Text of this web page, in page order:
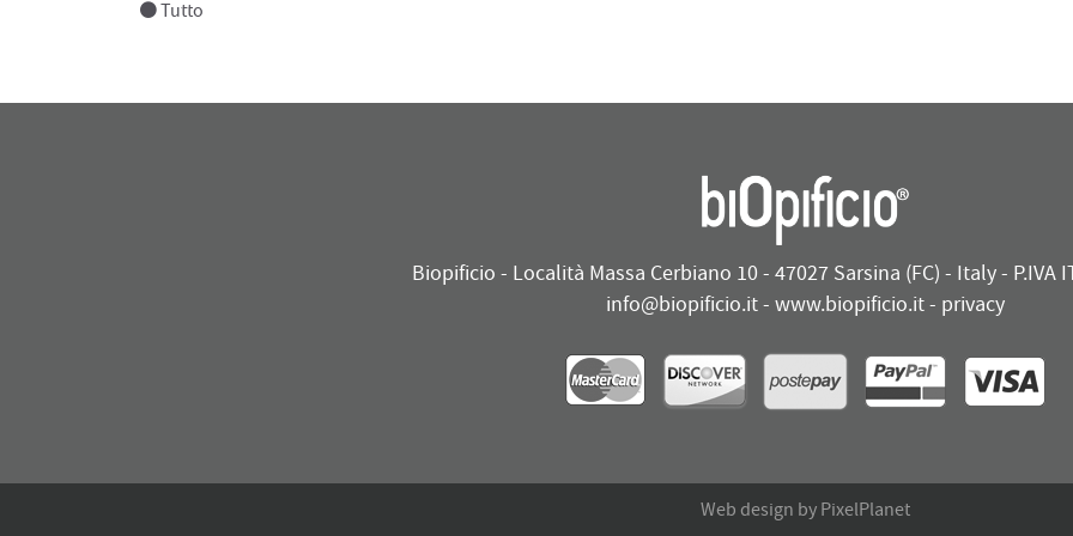
Tutto
Biopificio - Località Massa Cerbiano 10 - 47027 Sarsina (FC) - Italy - P.IVA
info@biopificio.it- www.biopificio.it- privacy
Web design by PixelPlanet